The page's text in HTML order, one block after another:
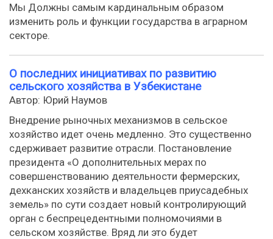
Мы Должны самым кардинальным образом
изменить роль и функции государства в аграрном
секторе.
О последних инициативах по развитию
сельского хозяйства в Узбекистане
Автор: Юрий Наумов
Внедрение рыночных механизмов в сельское
хозяйство идет очень медленно. Это существенно
сдерживает развитие отрасли. Постановление
президента «О дополнительных мерах по
совершенствованию деятельности фермерских,
дехканских хозяйств и владельцев приусадебных
земель» по сути создает новый контролирующий
орган с беспрецедентными полномочиями в
сельском хозяйстве. Вряд ли это будет